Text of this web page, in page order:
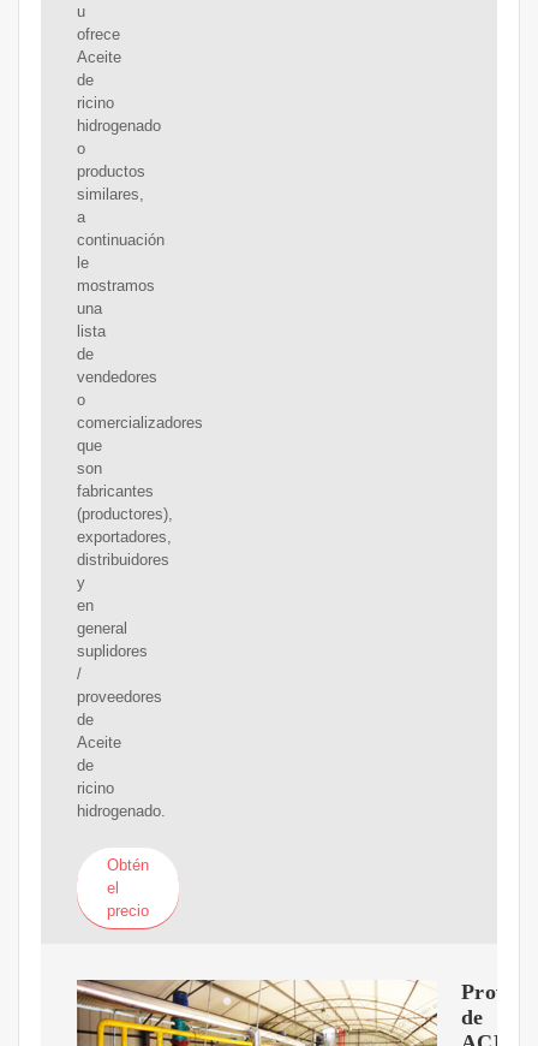
u
ofrece
Aceite
de
ricino
hidrogenado
o
productos
similares,
a
continuación
le
mostramos
una
lista
de
vendedores
o
comercializadores
que
son
fabricantes
(productores),
exportadores,
distribuidores
y
en
general
suplidores
/
proveedores
de
Aceite
de
ricino
hidrogenado.
Obtén
el
precio
de